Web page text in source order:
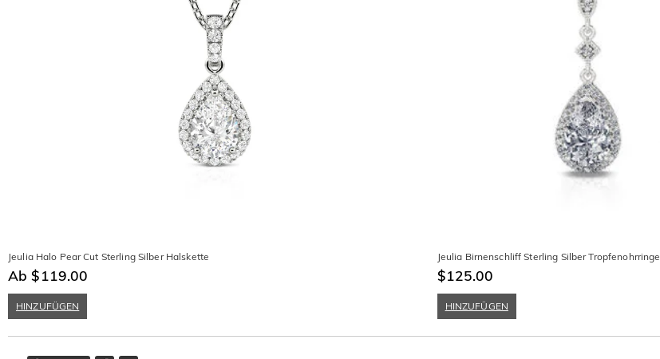
Jeulia Halo Pear Cut Sterling Silber Halskette
Ab $119.00
HINZUFÜGEN
Jeulia Birnenschliff Sterling Silber Tropfenohrringe
$125.00
HINZUFÜGEN